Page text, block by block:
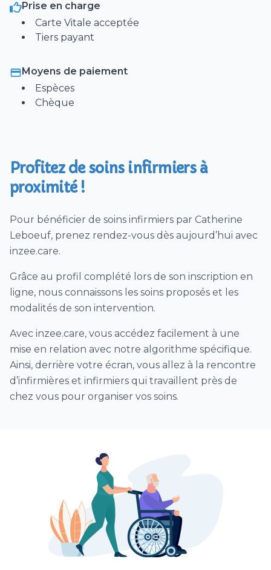
Surveillance et débranchement de
chimiothérapie
Prado
Injection (IM, SC, IV) Intramusculaire, Sous-
cutanées ou intraveineuse
Perfusion
ou modification de traitement)
Retrait sonde urinaire
Saignée
Glycémie / insuline
Dialyse péritonéale
Soins de trachéostomie ou trachéotomie
Ablation agrafes et/ou fils ou points de suture
Prélèvement urines / ECBU
Téléconsultation Coronavirus (CoVid)
Visites patient CoVid (Coronavirus) sur
Prélèvement nasopharyngé PCR Covid
Dépistage Covid par test antigénique
Visite sanitaire infirmière Covid (VDSI)
séances de surveillance clinique et
d’accompagnement postopératoire
Surveillance de drain de redon et/ou retrait
postopératoire de drain
Prise en charge
Carte Vitale acceptée
Tiers payant
Moyens de paiement
Espèces
Chèque
Profitez de soins infirmiers à
proximité !
Pour bénéficier de soins infirmiers par Catherine
Leboeuf, prenez rendez-vous dès aujourd’hui avec
inzee.care.
Grâce au profil complété lors de son inscription en
ligne, nous connaissons les soins proposés et les
modalités de son intervention.
Avec inzee.care, vous accédez facilement à une
mise en relation avec notre algorithme spécifique.
Ainsi, derrière votre écran, vous allez à la rencontre
d’infirmières et infirmiers qui travaillent près de
chez vous pour organiser vos soins.